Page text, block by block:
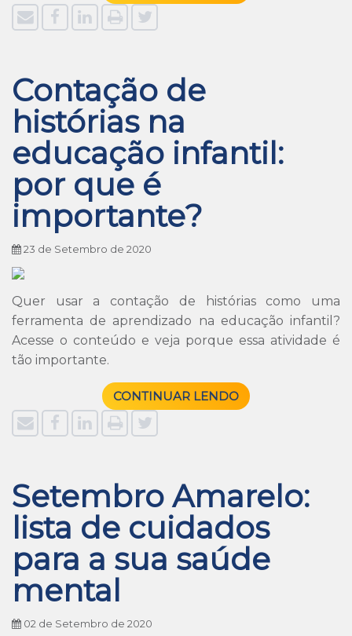
Contação de
histórias na
educação infantil:
por que é
importante?
23 de Setembro de 2020
Quer usar a contação de histórias como uma
ferramenta de aprendizado na educação infantil?
Acesse o conteúdo e veja porque essa atividade é
tão importante.
CONTINUAR LENDO
Setembro Amarelo:
lista de cuidados
para a sua saúde
mental
02 de Setembro de 2020